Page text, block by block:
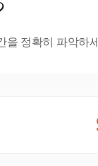
을 정확히 파악하